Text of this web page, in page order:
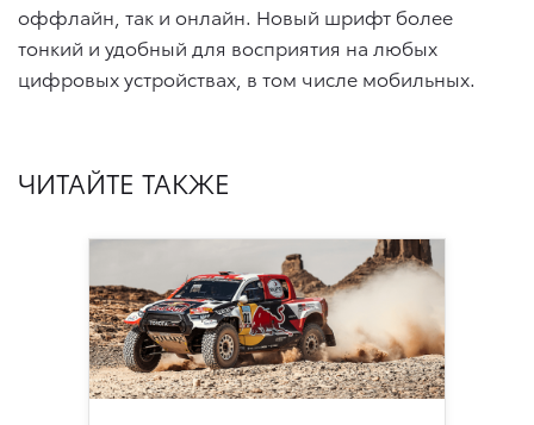
оффлайн, так и онлайн. Новый шрифт более
тонкий и удобный для восприятия на любых
цифровых устройствах, в том числе мобильных.
ЧИТАЙТЕ ТАКЖЕ